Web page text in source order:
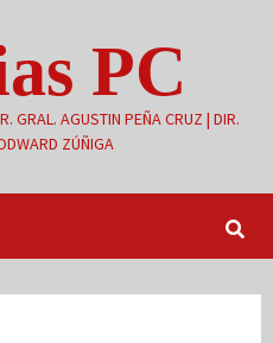
PC
GRAL. AGUSTIN PEÑA CRUZ | DIR.
ZÚÑIGA